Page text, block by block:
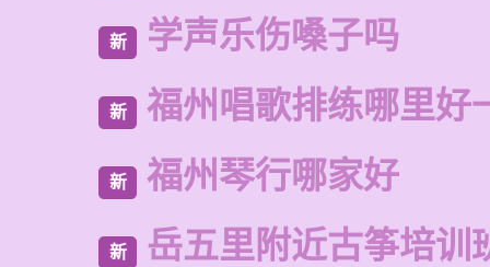
新 学声乐伤嗓子吗
新 福州唱歌排练哪里好
新 福州琴行哪家好
新 岳五里附近古筝培训